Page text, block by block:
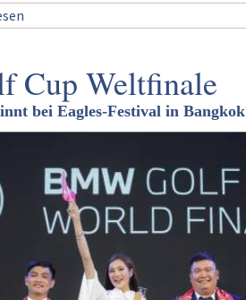
Cup Weltfinale
bei Eagles-Festival in Bangkok